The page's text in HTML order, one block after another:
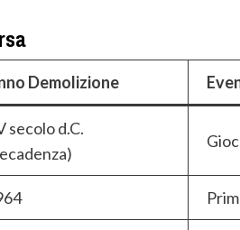
Demolizione
secolo d.C.